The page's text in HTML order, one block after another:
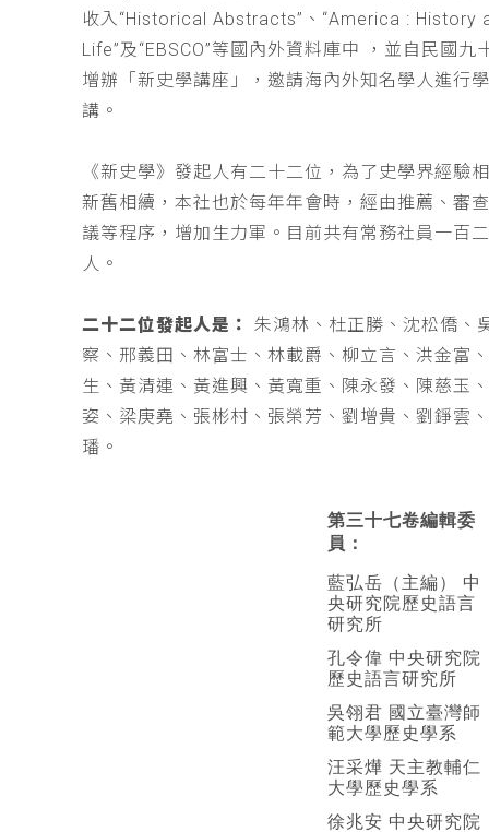
收入“Historical Abstracts”、“America : History
Life”及“EBSCO”等國內外資料庫中 ，並自民國九
增辦「新史學講座」，邀請海內外知名學人進行
講。
《新史學》發起人有二十二位，為了史學界經驗
新舊相續，本社也於每年年會時，經由推薦、審
議等程序，增加生力軍。目前共有常務社員一百
人。
二十二位發起人是：
朱鴻林、杜正勝、沈松僑、
察、邢義田、林富士、林載爵、柳立言、洪金富
生、黃清連、黃進興、黃寬重、陳永發、陳慈玉
姿、梁庚堯、張彬村、張榮芳、劉增貴、劉錚雲
璠。
第三十七卷編輯委
員：
藍弘岳（主編） 中
央研究院歷史語言
研究所
孔令偉 中央研究院
歷史語言研究所
吳翎君 國立臺灣師
範大學歷史學系
汪采燁 天主教輔仁
大學歷史學系
徐兆安 中央研究院